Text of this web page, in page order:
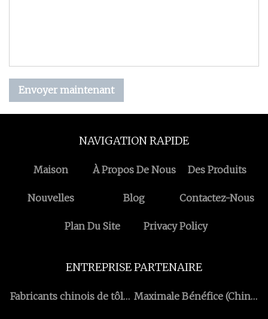
Envoyer maintenant
NAVIGATION RAPIDE
Maison À Propos De Nous Des Produits
Nouvelles Blog Contactez-Nous
Plan Du Site Privacy Policy
ENTREPRISE PARTENAIRE
Fabricants chinois de tôles Maximale Bénéfice (Chine)